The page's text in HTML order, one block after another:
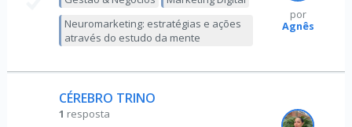
Neuromarketing: estratégias e ações
através do estudo da mente
por
Agnês
CÉREBRO TRINO
1 resposta